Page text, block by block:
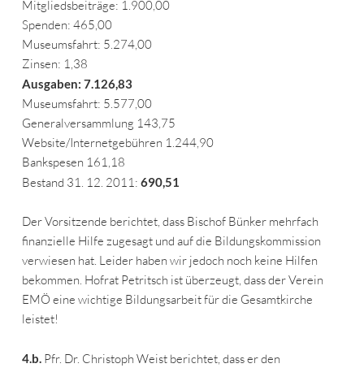
Mitgliedsbeiträge: 1.900,00
Spenden: 465,00
Museumsfahrt: 5.274,00
Zinsen: 1,38
Ausgaben: 7.126,83
Museumsfahrt: 5.577,00
Generalversammlung 143,75
Website/Internetgebühren 1.244,90
Bankspesen 161,18
Bestand 31. 12. 2011: 690,51
Der Vorsitzende berichtet, dass Bischof Bünker mehrfach
finanzielle Hilfe zugesagt und auf die Bildungskommission
verwiesen hat. Leider haben wir jedoch noch keine Hilfen
bekommen. Hofrat Petritsch ist überzeugt, dass der Verein
EMÖ eine wichtige Bildungsarbeit für die Gesamtkirche
leistet!
4.b.Pfr. Dr. Christoph Weist berichtet, dass er den